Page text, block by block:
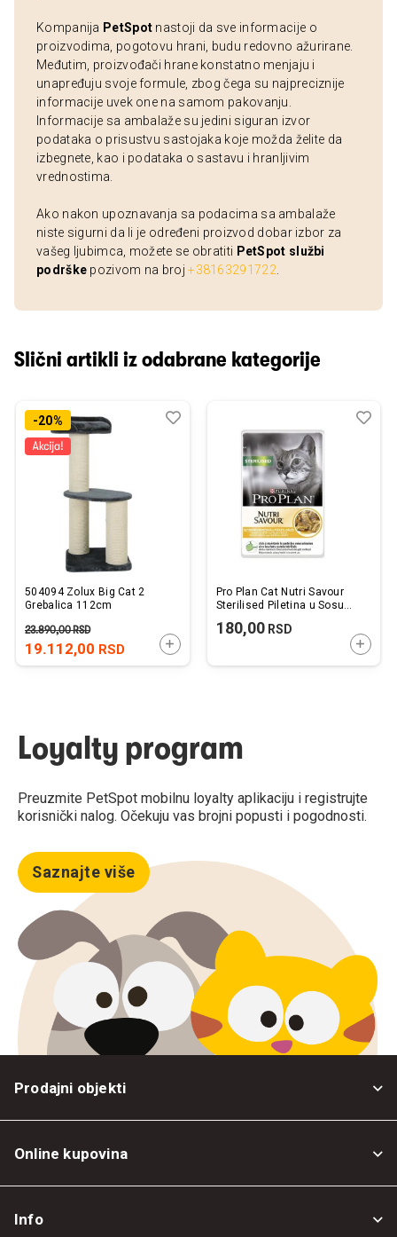
Kompanija PetSpot nastoji da sve informacije o
proizvodima, pogotovu hrani, budu redovno ažurirane.
Međutim, proizvođači hrane konstatno menjaju i
unapređuju svoje formule, zbog čega su najpreciznije
informacije uvek one na samom pakovanju.
Informacije sa ambalaže su jedini siguran izvor
podataka o prisustvu sastojaka koje možda želite da
izbegnete, kao i podataka o sastavu i hranljivim
vrednostima.
Ako nakon upoznavanja sa podacima sa ambalaže
niste sigurni da li je određeni proizvod dobar izbor za
vašeg ljubimca, možete se obratiti PetSpot službi
podrške pozivom na broj+38163291722
Slični artikli iz odabrane kategorije
-20%
504094 Zolux Big Cat 2
Grebalica 112cm
19.112,00 RSD
23.890,00RSD
DODAJTE U KORPU
Dodaj
Uporedi
Pro Plan Cat Nutri Savour
Sterilised Piletina u Sosu
180,00RSD
Loyalty program
Preuzmite PetSpot mobilnu loyalty aplikaciju i registrujte
korisnički nalog. Očekuju vas brojni popusti i pogodnosti.
Saznajte više
Prodajni objekti
Online kupovina
Info